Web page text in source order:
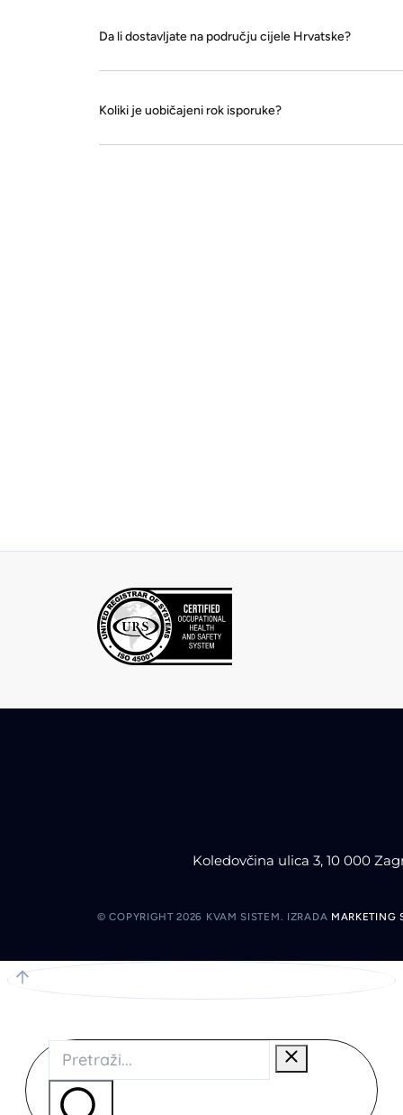
Da li dostavljate na području cijele Hrvatske?
Koliki je uobičajeni rok isporuke?
Koledovčina ulica 3, 10 000
© COPYRIGHT 2026 KVAM SISTEM. IZRADA MARKETING